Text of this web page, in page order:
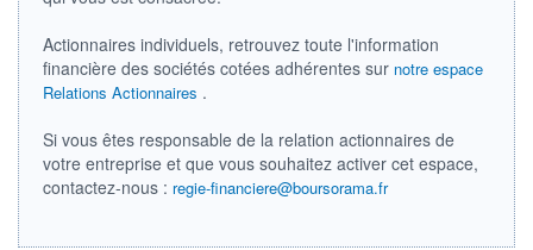
+ PORTEFEUILLE + LISTE
Actionnaires individuels, retrouvez toute l'information
financière des sociétés cotées adhérentes sur notre espace
Relations Actionnaires .
Si vous êtes responsable de la relation actionnaires de
votre entreprise et que vous souhaitez activer cet espace,
contactez-nous : regie-financiere@boursorama.fr